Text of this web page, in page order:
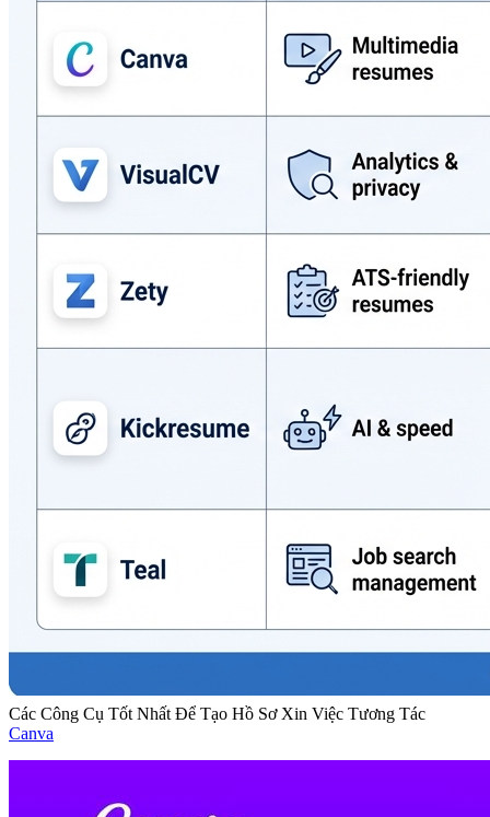
Các Công Cụ Tốt Nhất Để Tạo Hồ Sơ Xin Việc Tương Tác
Canva